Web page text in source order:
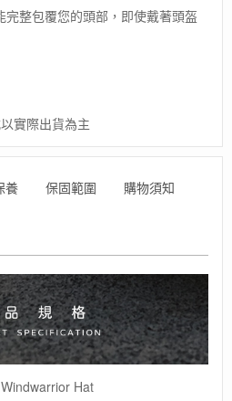
完整包覆您的頭部，即使戴著頭盔
實際出貨為主
養 保固範圍 購物須知
Hat